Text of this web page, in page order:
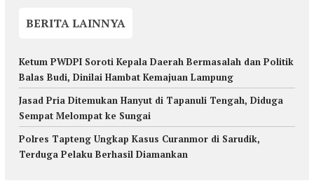
BERITA LAINNYA
Ketum PWDPI Soroti Kepala Daerah Bermasalah dan Politik
Balas Budi, Dinilai Hambat Kemajuan Lampung
Jasad Pria Ditemukan Hanyut di Tapanuli Tengah, Diduga
Sempat Melompat ke Sungai
Polres Tapteng Ungkap Kasus Curanmor di Sarudik,
Terduga Pelaku Berhasil Diamankan